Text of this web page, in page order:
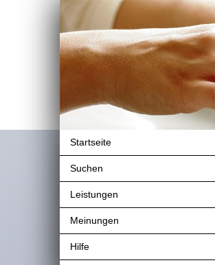
Startseite
Suchen
Leistungen
Meinungen
Hilfe